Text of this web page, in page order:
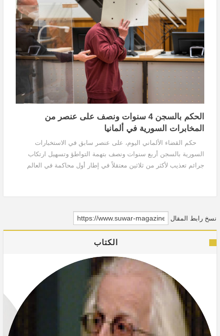
الحكم بالسجن 4 سنوات ونصف على عنصر من
المخابرات السورية في ألمانيا
حكم القضاء الألماني اليوم، على عنصر سابق في الاستخبارات
السورية بالسجن أربع سنوات ونصف بتهمة التواطؤ وتسهيل ارتكاب
جرائم تعذيب لأكثر من ثلاثين معتقلاً في إطار أول محاكمة في العالم
نسخ رابط المقال
الكتاب